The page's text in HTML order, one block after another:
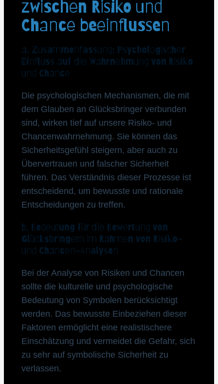
zwischen Risiko und
Chance beeinflussen
a. Zusammenfassung: Psychologischer
Einfluss auf die Wahrnehmung von Risiko
und Chance
Die psychologischen Mechanismen, die mit
dem Glauben an Glücksbringer verbunden
sind, wirken tief auf unsere Risiko- und
Chancenwahrnehmung. Sie können das
Sicherheitsgefühl steigern, aber auch zu
Übervertrauen und falscher Sicherheit
führen. Das Verständnis dieser Prozesse ist
entscheidend, um bewusste und rationale
Entscheidungen zu treffen.
b. Bedeutung für die Bewertung von
Glücksbringern im Rahmen von Risiko-
und Chancen-Analysen
Bei der Analyse von Risiken und Chancen
sollte die kulturelle und psychologische
Bedeutung von Symbolen berücksichtigt
werden. Das bewusste Einbeziehen dieser
Faktoren ermöglicht eine realistischere
Einschätzung und vermeidet die Gefahr, sich
zu sehr auf symbolische Sicherheit zu
verlassen.